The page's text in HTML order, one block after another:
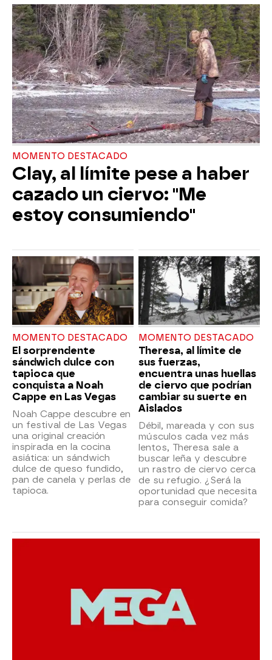
MOMENTO DESTACADO
Clay, al límite pese a haber
cazado un ciervo: "Me
estoy consumiendo"
MOMENTO DESTACADO
El sorprendente
sándwich dulce con
tapioca que
conquista a Noah
Cappe en Las Vegas
Noah Cappe descubre en
un festival de Las Vegas
una original creación
inspirada en la cocina
asiática: un sándwich
dulce de queso fundido,
pan de canela y perlas de
tapioca.
MOMENTO DESTACADO
Theresa, al límite de
sus fuerzas,
encuentra unas huellas
de ciervo que podrían
cambiar su suerte en
Aislados
Débil, mareada y con sus
músculos cada vez más
lentos, Theresa sale a
buscar leña y descubre
un rastro de ciervo cerca
de su refugio. ¿Será la
oportunidad que necesita
para conseguir comida?